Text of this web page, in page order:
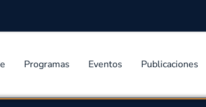
Programas Eventos Publicaciones